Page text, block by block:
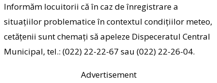
Informăm locuitorii că în caz de înregistrare a
situațiilor problematice în contextul condițiilor meteo,
cetățenii sunt chemați să apeleze Dispeceratul Central
Municipal, tel.: (022) 22-22-67 sau (022) 22-26-04.
Advertisement